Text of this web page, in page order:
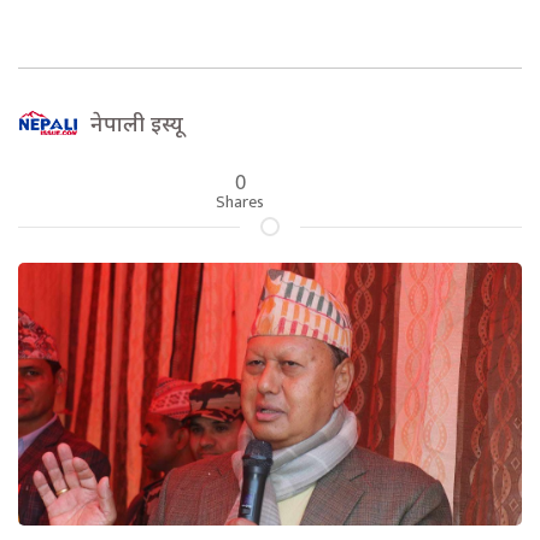
नेपाली इस्यू
0
Shares